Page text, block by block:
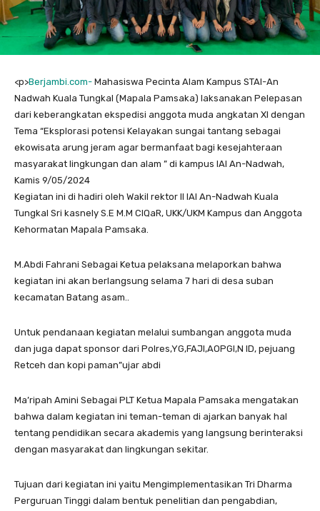
<p>Berjambi.com- Mahasiswa Pecinta Alam Kampus STAI-An
Nadwah Kuala Tungkal (Mapala Pamsaka) laksanakan Pelepasan
dari keberangkatan ekspedisi anggota muda angkatan XI dengan
Tema “Eksplorasi potensi Kelayakan sungai tantang sebagai
ekowisata arung jeram agar bermanfaat bagi kesejahteraan
masyarakat lingkungan dan alam ” di kampus IAI An-Nadwah,
Kamis 9/05/2024
Kegiatan ini di hadiri oleh Wakil rektor II IAI An-Nadwah Kuala
Tungkal Sri kasnely S.E M.M CIQaR, UKK/UKM Kampus dan Anggota
Kehormatan Mapala Pamsaka.
M.Abdi Fahrani Sebagai Ketua pelaksana melaporkan bahwa
kegiatan ini akan berlangsung selama 7 hari di desa suban
kecamatan Batang asam..
Untuk pendanaan kegiatan melalui sumbangan anggota muda
dan juga dapat sponsor dari Polres,YG,FAJI,AOPGI,N ID, pejuang
Retceh dan kopi paman”ujar abdi
Ma’ripah Amini Sebagai PLT Ketua Mapala Pamsaka mengatakan
bahwa dalam kegiatan ini teman-teman di ajarkan banyak hal
tentang pendidikan secara akademis yang langsung berinteraksi
dengan masyarakat dan lingkungan sekitar.
Tujuan dari kegiatan ini yaitu Mengimplementasikan Tri Dharma
Perguruan Tinggi dalam bentuk penelitian dan pengabdian,